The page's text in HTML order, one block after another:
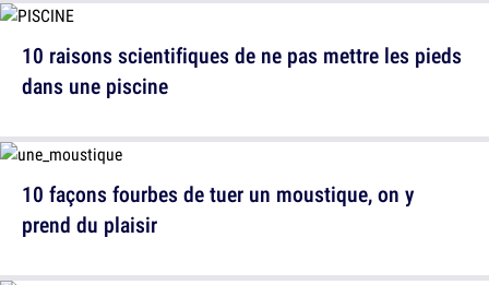
10 façons fourbes de tuer un moustique, on y
prend du plaisir
10 raisons scientifiques de ne pas mettre les pieds
dans une piscine